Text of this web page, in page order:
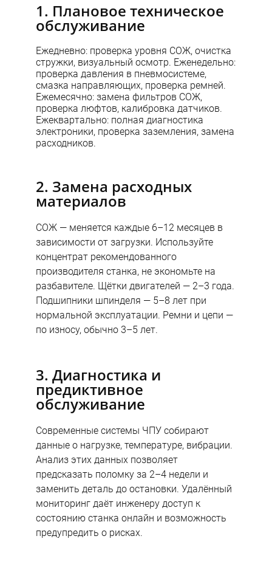
1. Плановое техническое
обслуживание
Ежедневно: проверка уровня СОЖ, очистка
стружки, визуальный осмотр. Еженедельно:
проверка давления в пневмосистеме,
смазка направляющих, проверка ремней.
Ежемесячно: замена фильтров СОЖ,
проверка люфтов, калибровка датчиков.
Ежеквартально: полная диагностика
электроники, проверка заземления, замена
расходников.
2. Замена расходных
материалов
СОЖ — меняется каждые 6–12 месяцев в
зависимости от загрузки. Используйте
концентрат рекомендованного
производителя станка, не экономьте на
разбавителе. Щётки двигателей — 2–3 года.
Подшипники шпинделя — 5–8 лет при
нормальной эксплуатации. Ремни и цепи —
по износу, обычно 3–5 лет.
3. Диагностика и
предиктивное
обслуживание
Современные системы ЧПУ собирают
данные о нагрузке, температуре, вибрации.
Анализ этих данных позволяет
предсказать поломку за 2–4 недели и
заменить деталь до остановки. Удалённый
мониторинг даёт инженеру доступ к
состоянию станка онлайн и возможность
предупредить о рисках.